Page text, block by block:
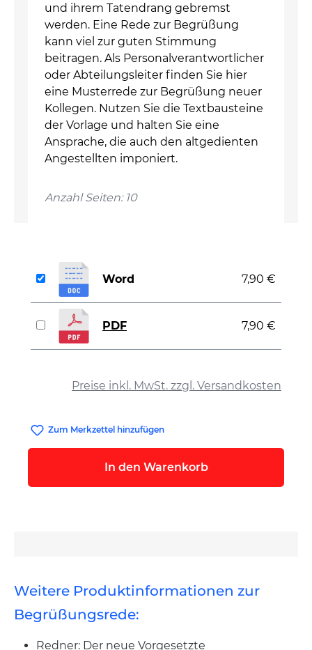
und ihrem Tatendrang gebremst
werden. Eine Rede zur Begrüßung
kann viel zur guten Stimmung
beitragen. Als Personalverantwortlicher
oder Abteilungsleiter finden Sie hier
eine Musterrede zur Begrüßung neuer
Kollegen. Nutzen Sie die Textbausteine
der Vorlage und halten Sie eine
Ansprache, die auch den altgedienten
Angestellten imponiert.
Anzahl Seiten: 10
Preise inkl. MwSt. zzgl. Versandkosten
Word 7,90 €
PDF 7,90 €
Zum Merkzettel hinzufügen
In den Warenkorb
Weitere Produktinformationen zur
Begrüßungsrede:
Redner: Der neue Vorgesetzte